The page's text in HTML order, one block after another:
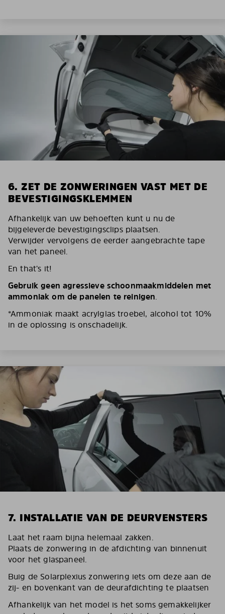
6. ZET DE ZONWERINGEN VAST MET DE
BEVESTIGINGSKLEMMEN
Afhankelijk van uw behoeften kunt u nu de
bijgeleverde bevestigingsclips plaatsen.
Verwijder vervolgens de eerder aangebrachte tape
van het paneel.
En that’s it!
Gebruik geen agressieve schoonmaakmiddelen met
ammoniak om de panelen te reinigen.
*Ammoniak maakt acrylglas troebel, alcohol tot 10%
in de oplossing is onschadelijk.
7. INSTALLATIE VAN DE DEURVENSTERS
Laat het raam bijna helemaal zakken.
Plaats de zonwering in de afdichting van binnenuit
voor het glaspaneel.
Buig de Solarplexius zonwering iets om deze aan de
zij- en bovenkant van de deurafdichting te plaatsen
Afhankelijk van het model is het soms gemakkelijker